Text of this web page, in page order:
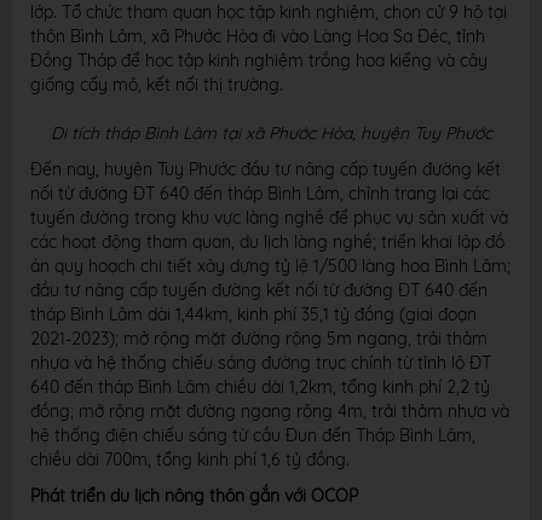
lớp. Tổ chức tham quan học tập kinh nghiệm, chọn cử 9 hộ tại
thôn Bình Lâm, xã Phước Hòa đi vào Làng Hoa Sa Đéc, tỉnh
Đồng Tháp để học tập kinh nghiệm trồng hoa kiểng và cây
giống cấy mô, kết nối thị trường.
Di tích tháp Bình Lâm tại xã Phước Hòa, huyện Tuy Phước
Đến nay, huyện Tuy Phước đầu tư nâng cấp tuyến đường kết
nối từ đường ĐT 640 đến tháp Bình Lâm, chỉnh trang lại các
tuyến đường trong khu vực làng nghề để phục vụ sản xuất và
các hoạt động tham quan, du lịch làng nghề; triển khai lập đồ
án quy hoạch chi tiết xây dựng tỷ lệ 1/500 làng hoa Bình Lâm;
đầu tư nâng cấp tuyến đường kết nối từ đường ĐT 640 đến
tháp Bình Lâm dài 1,44km, kinh phí 35,1 tỷ đồng (giai đoạn
2021-2023); mở rộng mặt đường rộng 5m ngang, trải thảm
nhựa và hệ thống chiếu sáng đường trục chính từ tỉnh lộ ĐT
640 đến tháp Bình Lâm chiều dài 1,2km, tổng kinh phí 2,2 tỷ
đồng; mở rộng mặt đường ngang rộng 4m, trải thảm nhựa và
hệ thống điện chiếu sáng từ cầu Đun đến Tháp Bình Lâm,
chiều dài 700m, tổng kinh phí 1,6 tỷ đồng.
Phát triển du lịch nông thôn gắn với OCOP